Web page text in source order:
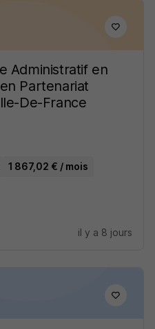
Administratif en
Partenariat
De-France
1 867,02 € / mois
il y a 8 jours